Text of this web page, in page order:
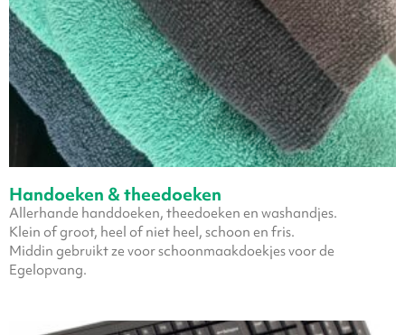
Handoeken & theedoeken
Allerhande handdoeken, theedoeken en washandjes.
Klein of groot, heel of niet heel, schoon en fris.
Middin gebruikt ze voor schoonmaakdoekjes voor de
Egelopvang.